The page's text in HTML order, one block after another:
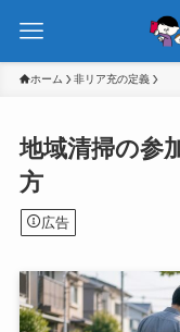
ホーム 非リア充の定義
地域清掃の参
方
広告